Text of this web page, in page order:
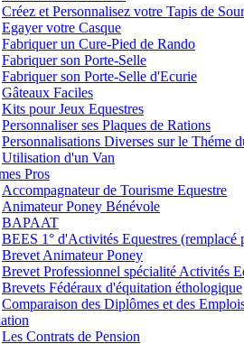
Créez et Personnalisez votre Tapis de
Egayer votre Casque
Fabriquer un Cure-Pied de Rando
Fabriquer son Porte-Selle
Fabriquer son Porte-Selle d'Ecurie
Gâteaux Faciles
Kits pour Jeux Equestres
Personnaliser ses Plaques de Rations
Personnalisations Diverses sur le Théme
Utilisation d'un Van
Pros
Accompagnateur de Tourisme Equestre
Animateur Poney Bénévole
BAPAAT
BEES 1° d'Activités Equestres (remplacé
Brevet Animateur Poney
Brevet Professionnel spécialité Activités
Brevets Fédéraux d'équitation éthologique
Comparaison des Diplômes et des
Les Contrats de Pension